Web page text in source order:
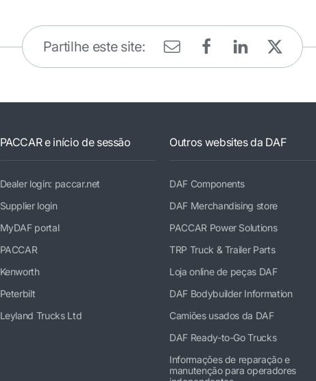
Partilhe este site:
PACCAR e início de sessão
Dealer login: paccar.net
Supplier login
MyDAF portal
PACCAR
Kenworth
Peterbilt
Leyland Trucks Ltd
Outros websites da DAF
DAF Components
DAF Merchandising store
PACCAR Power Solutions
TRP Truck & Trailer Parts
Loja online de peças DAF
DAF Bodybuilder Information
Camiões usados da DAF
DAF Ready-to-Go Trucks
Informações de reparação e
manutenção para operadores